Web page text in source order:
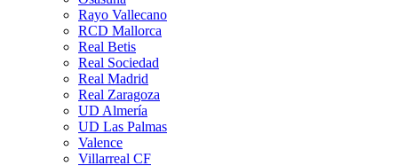
Rayo Vallecano
RCD Mallorca
Real Betis
Real Sociedad
Real Madrid
Real Zaragoza
UD Almería
UD Las Palmas
Valence
Villarreal CF